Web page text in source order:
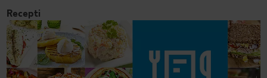
Recepti